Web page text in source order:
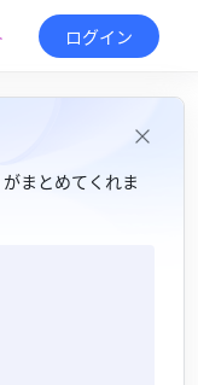
まとめてくれま
ログイン